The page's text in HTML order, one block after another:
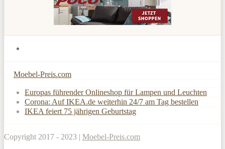
Moebel-Preis.com
Europas führender Onlineshop für Lampen und Leuchten
Corona: Auf IKEA.de weiterhin 24/7 am Tag bestellen
IKEA feiert 75 jährigen Geburtstag
Copyright 2017 - 2023 | Moebel-Preis.com